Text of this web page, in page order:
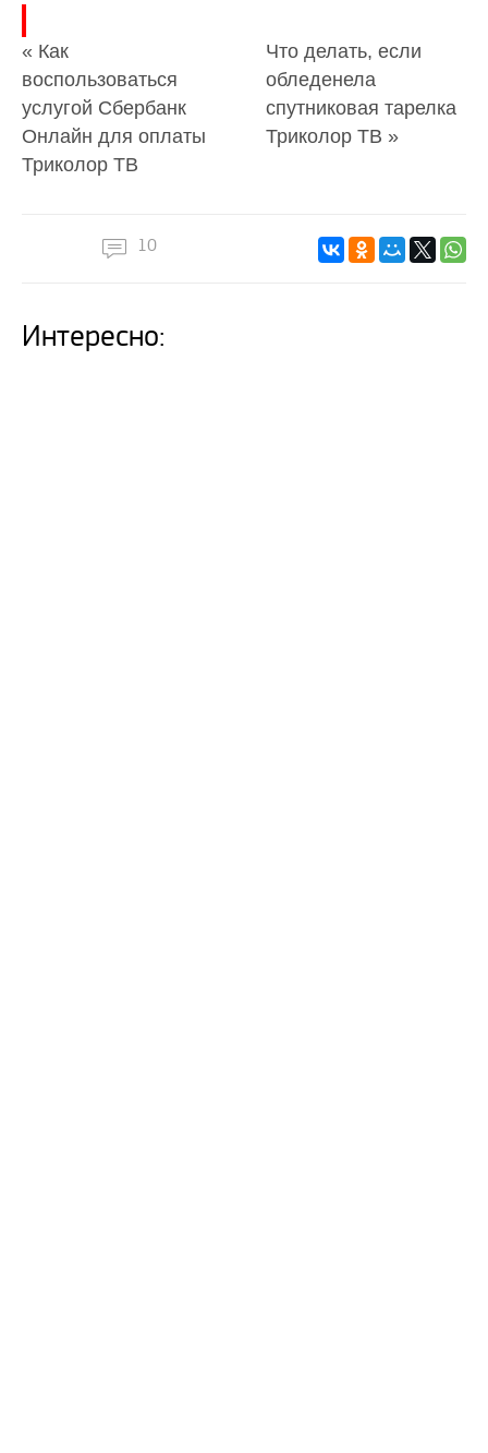
« Как
воспользоваться
услугой Сбербанк
Онлайн для оплаты
Триколор ТВ
Что делать, если
обледенела
спутниковая тарелка
Триколор ТВ »
10
Интересно: